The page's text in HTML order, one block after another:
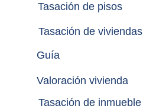
Tasación de pisos
Tasación de viviendas
Guía
Valoración vivienda
Tasación de inmueble